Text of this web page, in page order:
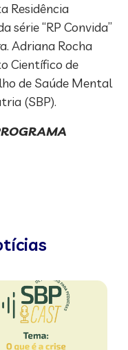
Residência
série “RP Convida”
Adriana Rocha
Científico de
de Saúde Mental
(SBP).